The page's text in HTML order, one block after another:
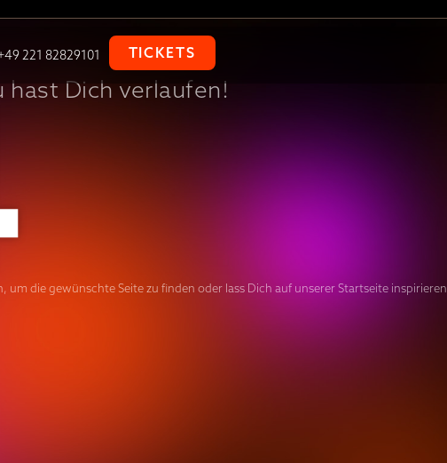
221 82829101 TICKETS
die gewünschte Seite zu finden oder lass Dich auf unserer Startseite inspirieren.
hast Dich verlaufen!